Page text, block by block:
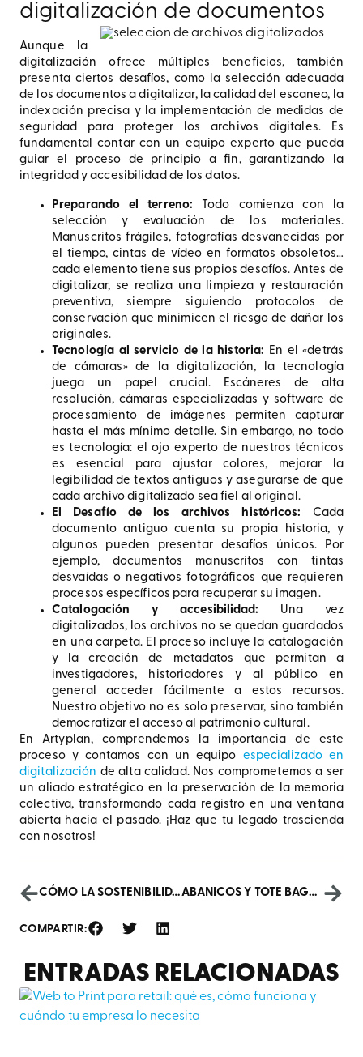
digitalización de documentos
Aunque la
digitalización ofrece múltiples beneficios, también
presenta ciertos desafíos, como la selección adecuada
de los documentos a digitalizar, la calidad del escaneo, la
indexación precisa y la implementación de medidas de
seguridad para proteger los archivos digitales. Es
fundamental contar con un equipo experto que pueda
guiar el proceso de principio a fin, garantizando la
integridad y accesibilidad de los datos.
Preparando el terreno: Todo comienza con la
selección y evaluación de los materiales.
Manuscritos frágiles, fotografías desvanecidas por
el tiempo, cintas de vídeo en formatos obsoletos…
cada elemento tiene sus propios desafíos. Antes de
digitalizar, se realiza una limpieza y restauración
preventiva, siempre siguiendo protocolos de
conservación que minimicen el riesgo de dañar los
originales.
Tecnología al servicio de la historia: En el «detrás
de cámaras» de la digitalización, la tecnología
juega un papel crucial. Escáneres de alta
resolución, cámaras especializadas y software de
procesamiento de imágenes permiten capturar
hasta el más mínimo detalle. Sin embargo, no todo
es tecnología: el ojo experto de nuestros técnicos
es esencial para ajustar colores, mejorar la
legibilidad de textos antiguos y asegurarse de que
cada archivo digitalizado sea fiel al original.
El Desafío de los archivos históricos:
Cada
documento antiguo cuenta su propia historia, y
algunos pueden presentar desafíos únicos. Por
ejemplo, documentos manuscritos con tintas
desvaídas o negativos fotográficos que requieren
procesos específicos para recuperar su imagen.
Catalogación y accesibilidad: Una vez
digitalizados, los archivos no se quedan guardados
en una carpeta. El proceso incluye la catalogación
y la creación de metadatos que permitan a
investigadores, historiadores y al público en
general acceder fácilmente a estos recursos.
Nuestro objetivo no es solo preservar, sino también
democratizar el acceso al patrimonio cultural.
En Artyplan, comprendemos la importancia de este
proceso y contamos con un equipo especializado en
digitalización de alta calidad. Nos comprometemos a ser
un aliado estratégico en la preservación de la memoria
colectiva, transformando cada registro en una ventana
abierta hacia el pasado. ¡Haz que tu legado trascienda
con nosotros!
CÓMO LA SOSTENIBILIDAD INFLUYE EN LAS DECISIONES DE COMPRA DE LOS CONSUMIDORES ABANICOS Y TOTE BAGS PERSONALIZADOS: IMPRESCINDIBLES PARA CUALQUIER FESTIVAL
COMPARTIR:
ENTRADAS RELACIONADAS